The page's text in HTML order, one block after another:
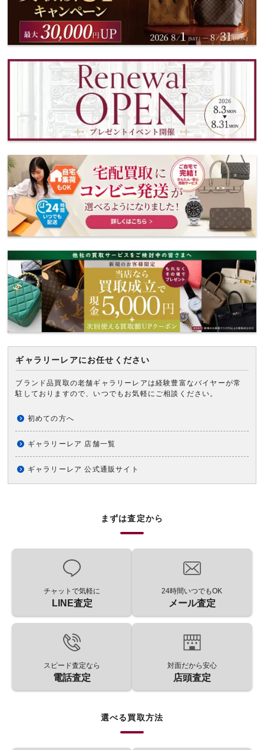
ギャラリーレアにお任せください
ブランド品買取の老舗ギャラリーレアは経験豊富なバイヤーが常
駐しておりますので、いつでもお気軽にご相談ください。
初めての方へ
ギャラリーレア 店舗一覧
ギャラリーレア 公式通販サイト
まずは査定から
チャットで気軽に
LINE査定
24時間いつでもOK
メール査定
スピード査定なら
電話査定
対面だから安心
店頭査定
選べる買取方法